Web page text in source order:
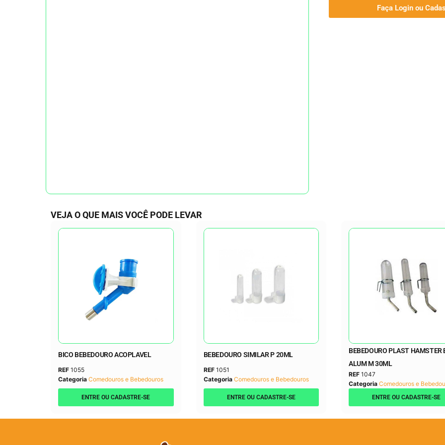
Faça Login ou
VEJA O QUE MAIS VOCÊ PODE LEVAR
BICO BEBEDOURO ACOPLAVEL
REF 1055
Categoria Comedouros e Bebedouros
ENTRE OU CADASTRE-SE
BEBEDOURO SIMILAR P 20ML
REF 1051
Categoria Comedouros e Bebedouros
ENTRE OU CADASTRE-SE
BEBEDOURO PLAST HAMSTER
ALUM M 30ML
REF 1047
Categoria Comedouros e
ENTRE OU CADASTRE-SE